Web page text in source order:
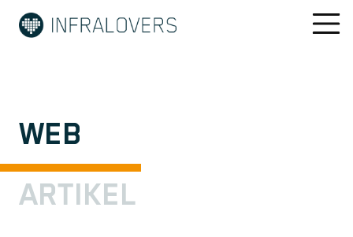
WEB
ARTIKEL